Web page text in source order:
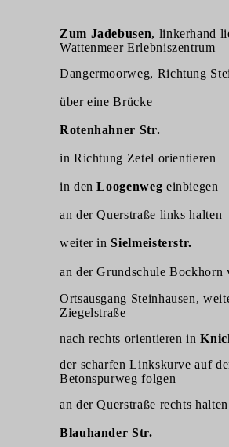
Zum Jadebusen, linkerhand
Wattenmeer Erlebniszentrum
Dangermoorweg, Richtung
über eine Brücke
Rotenhahner Str.
in Richtung Zetel orientieren
in denLoogenweg einbiegen
an der Querstraße links halten
weiter inSielmeisterstr.
an der Grundschule Bockhorn
Ortsausgang Steinhausen,
Ziegelstraße
nach rechts orientieren in
der scharfen Linkskurve auf
Betonspurweg folgen
an der Querstraße rechts halten
Blauhander Str.